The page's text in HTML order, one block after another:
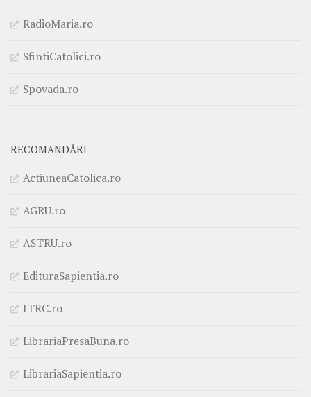
RadioMaria.ro
SfintiCatolici.ro
Spovada.ro
RECOMANDĂRI
ActiuneaCatolica.ro
AGRU.ro
ASTRU.ro
EdituraSapientia.ro
ITRC.ro
LibrariaPresaBuna.ro
LibrariaSapientia.ro